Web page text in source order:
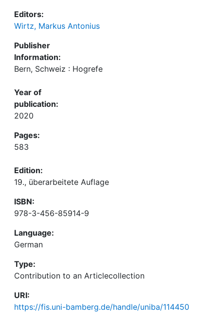
Editors:
Wirtz, Markus Antonius
Publisher
Information:
Bern, Schweiz : Hogrefe
Year of
publication:
2020
Pages:
583
Edition:
19., überarbeitete Auflage
ISBN:
978-3-456-85914-9
Language:
German
Type:
Contribution to an Articlecollection
URI:
https://fis.uni-bamberg.de/handle/uniba/114450